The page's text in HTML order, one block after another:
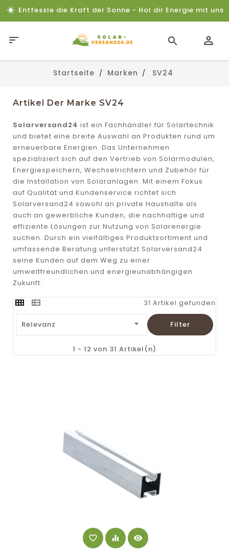
Entfessle die Kraft der Sonne - Hol dir Energie mit uns

Startseite Marken SV24
Artikel Der Marke SV24
Solarversand24 ist ein Fachhändler für Solartechnik
und bietet eine breite Auswahl an Produkten rund um
erneuerbare Energien. Das Unternehmen
spezialisiert sich auf den Vertrieb von Solarmodulen,
Energiespeichern, Wechselrichtern und Zubehör für
die Installation von Solaranlagen. Mit einem Fokus
auf Qualität und Kundenservice richtet sich
Solarversand24 sowohl an private Haushalte als
auch an gewerbliche Kunden, die nachhaltige und
effiziente Lösungen zur Nutzung von Solarenergie
suchen. Durch ein vielfältiges Produktsortiment und
umfassende Beratung unterstützt Solarversand24
seine Kunden auf dem Weg zu einer
umweltfreundlichen und energieunabhängigen
Zukunft.
31 Artikel gefunden
Relevanz  Filter
1 - 12 von 31 Artikel(n)
favorite_border equalizer visibility